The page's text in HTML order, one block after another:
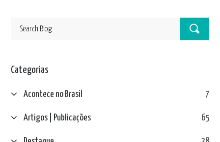
Categorias
Acontece no Brasil 7
Artigos | Publicações 65